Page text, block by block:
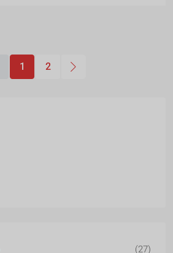
1 2
(27)